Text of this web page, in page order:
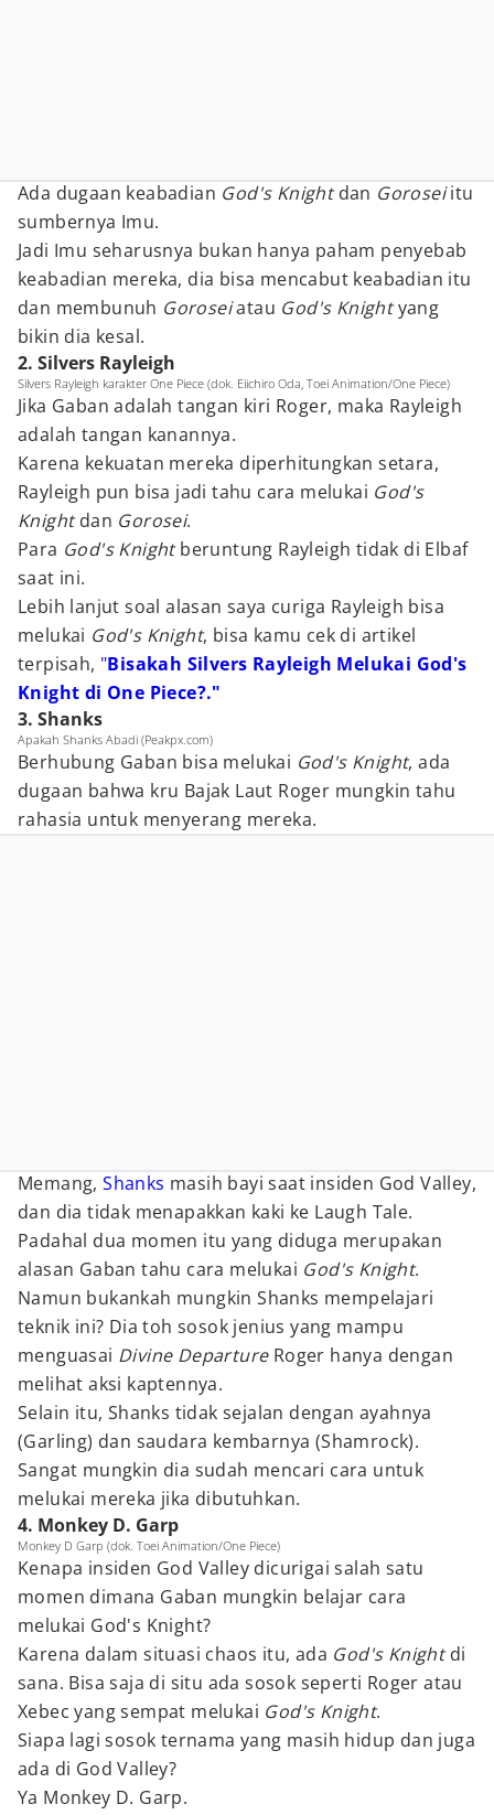
Ada dugaan keabadian God's Knightdan Goroseiitu
sumbernya Imu.
Jadi Imu seharusnya bukan hanya paham penyebab
keabadian mereka, dia bisa mencabut keabadian itu
dan membunuh Goroseiatau God's Knightyang
bikin dia kesal.
2. Silvers Rayleigh
Silvers Rayleigh karakter One Piece (dok. Eiichiro Oda, Toei Animation/One Piece)
Jika Gaban adalah tangan kiri Roger, maka Rayleigh
adalah tangan kanannya.
Karena kekuatan mereka diperhitungkan setara,
Rayleigh pun bisa jadi tahu cara melukai God's
Knightdan Gorosei.
Para God's Knightberuntung Rayleigh tidak di Elbaf
saat ini.
Lebih lanjut soal alasan saya curiga Rayleigh bisa
melukai God's Knight, bisa kamu cek di artikel
terpisah, "Bisakah Silvers Rayleigh Melukai God's
Knight di One Piece?."
3. Shanks
Apakah Shanks Abadi (Peakpx.com)
Berhubung Gaban bisa melukai God's Knight, ada
dugaan bahwa kru Bajak Laut Roger mungkin tahu
rahasia untuk menyerang mereka.
Memang,Shanks masih bayi saat insiden God Valley,
dan dia tidak menapakkan kaki ke Laugh Tale.
Padahal dua momen itu yang diduga merupakan
alasan Gaban tahu cara melukai God's Knight.
Namun bukankah mungkin Shanks mempelajari
teknik ini? Dia toh sosok jenius yang mampu
menguasai Divine Departure Roger hanya dengan
melihat aksi kaptennya.
Selain itu, Shanks tidak sejalan dengan ayahnya
(Garling) dan saudara kembarnya (Shamrock).
Sangat mungkin dia sudah mencari cara untuk
melukai mereka jika dibutuhkan.
4. Monkey D. Garp
Monkey D Garp (dok. Toei Animation/One Piece)
Kenapa insiden God Valley dicurigai salah satu
momen dimana Gaban mungkin belajar cara
melukai God's Knight?
Karena dalam situasi chaos itu, ada God's Knightdi
sana. Bisa saja di situ ada sosok seperti Roger atau
Xebec yang sempat melukai God's Knight.
Siapa lagi sosok ternama yang masih hidup dan juga
ada di God Valley?
Ya Monkey D. Garp.